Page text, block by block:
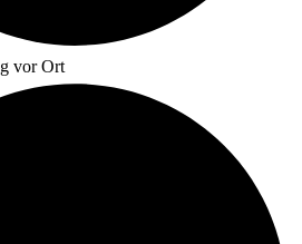
vor Ort